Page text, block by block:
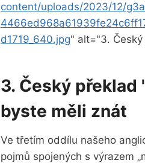
content/uploads/2023/12/
d1719_640.jpg" alt="3.
3. Český překlad
byste měli znát
Ve třetím oddílu našeho
pojmů spojených s výrazem